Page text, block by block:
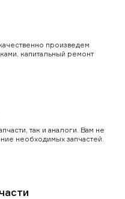
произведем
капитальный ремонт
так и аналоги. Вам не
необходимых запчастей.